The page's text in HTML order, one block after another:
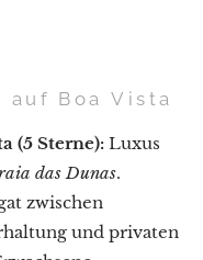
auf Boa Vista
(5 Sterne): Luxus
das Dunas.
zwischen
und privaten